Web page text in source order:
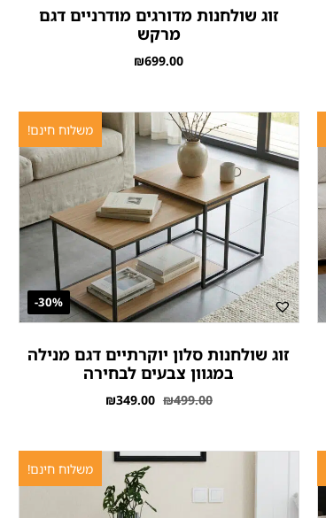
זוג שולחנות מדורגים מודרניים דגם
מרקש
₪699.00
משלוח חינם!
30%-
זוג שולחנות סלון יוקרתיים דגם מנילה
במגוון צבעים לבחירה
₪499.00
₪349.00
משלוח חינם!